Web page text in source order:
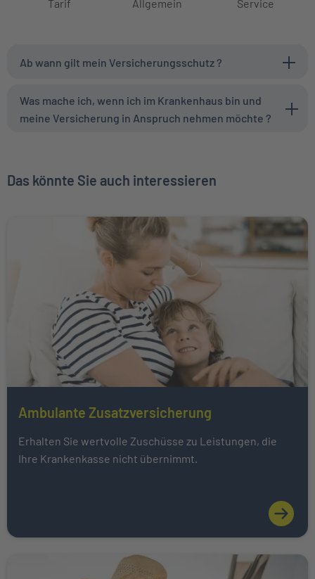
Tarif Allgemein Service
Ab wann gilt mein Versicherungsschutz ?
Was mache ich, wenn ich im Krankenhaus bin und
meine Versicherung in Anspruch nehmen möchte ?
Das könnte Sie auch interessieren
Weiter zu Ambulante Zusatzversicherung
Ambulante Zusatzversicherung
Erhalten Sie wertvolle Zuschüsse zu Leistungen, die
Ihre Krankenkasse nicht übernimmt.
Mehr über Das könnte Sie auch interessieren erfahren
Weiter zu Auslandsreisekranken- </br>versicherung